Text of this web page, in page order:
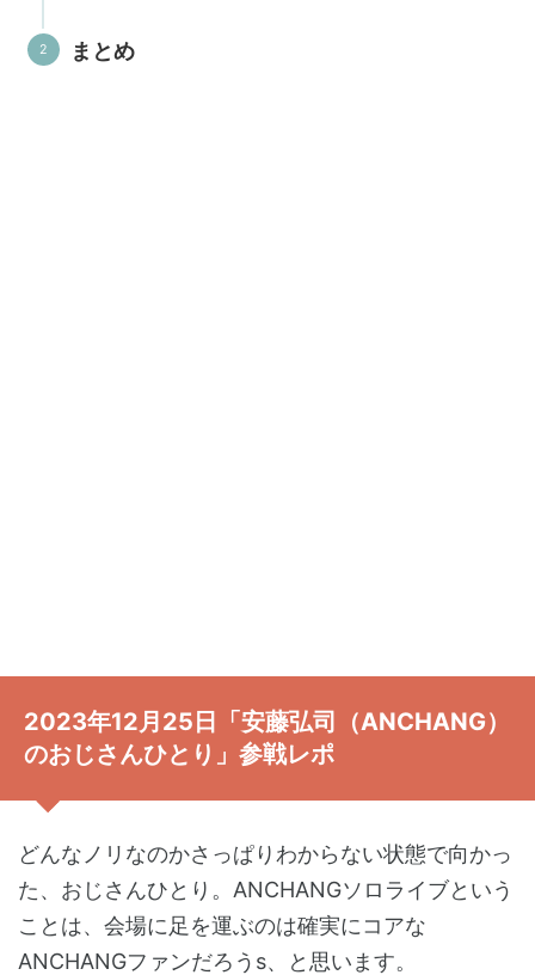
まとめ
2023年12月25日「安藤弘司（ANCHANG）
のおじさんひとり」参戦レポ
どんなノリなのかさっぱりわからない状態で向かっ
た、おじさんひとり。ANCHANGソロライブという
ことは、会場に足を運ぶのは確実にコアな
ANCHANGファンだろうs、と思います。